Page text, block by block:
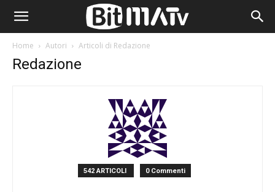
Home Autori Articoli di Redazione
Redazione
542 ARTICOLI 0 Commenti